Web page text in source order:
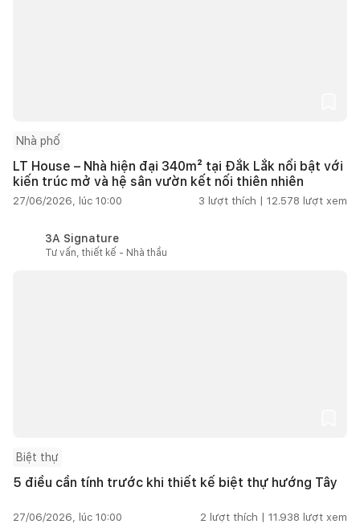
Nhà phố
LT House – Nhà hiện đại 340m² tại Đắk Lắk nổi bật với
kiến trúc mở và hệ sân vườn kết nối thiên nhiên
27/06/2026, lúc 10:00 3 lượt thích | 12.578 lượt xem
3A Signature
Tư vấn, thiết kế - Nhà thầu
Biệt thự
5 điều cần tính trước khi thiết kế biệt thự hướng Tây
27/06/2026, lúc 10:00 2 lượt thích | 11.938 lượt xem